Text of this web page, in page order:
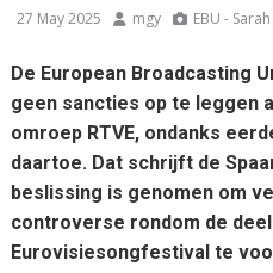
27 May 2025 mgy EBU -
De European Broadcasting
geen sancties op te leggen
omroep RTVE, ondanks
daartoe. Dat schrijft de
beslissing is genomen om
controverse rondom de
Eurovisiesongfestival te